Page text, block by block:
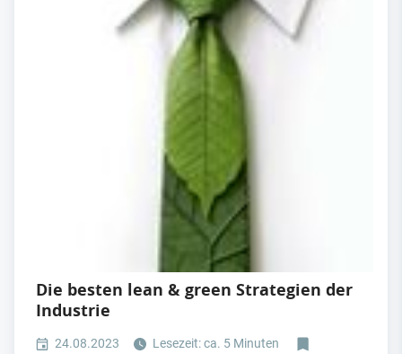
Die besten lean & green Strategien der
Industrie
24.08.2023
Lesezeit: ca. 5 Minuten